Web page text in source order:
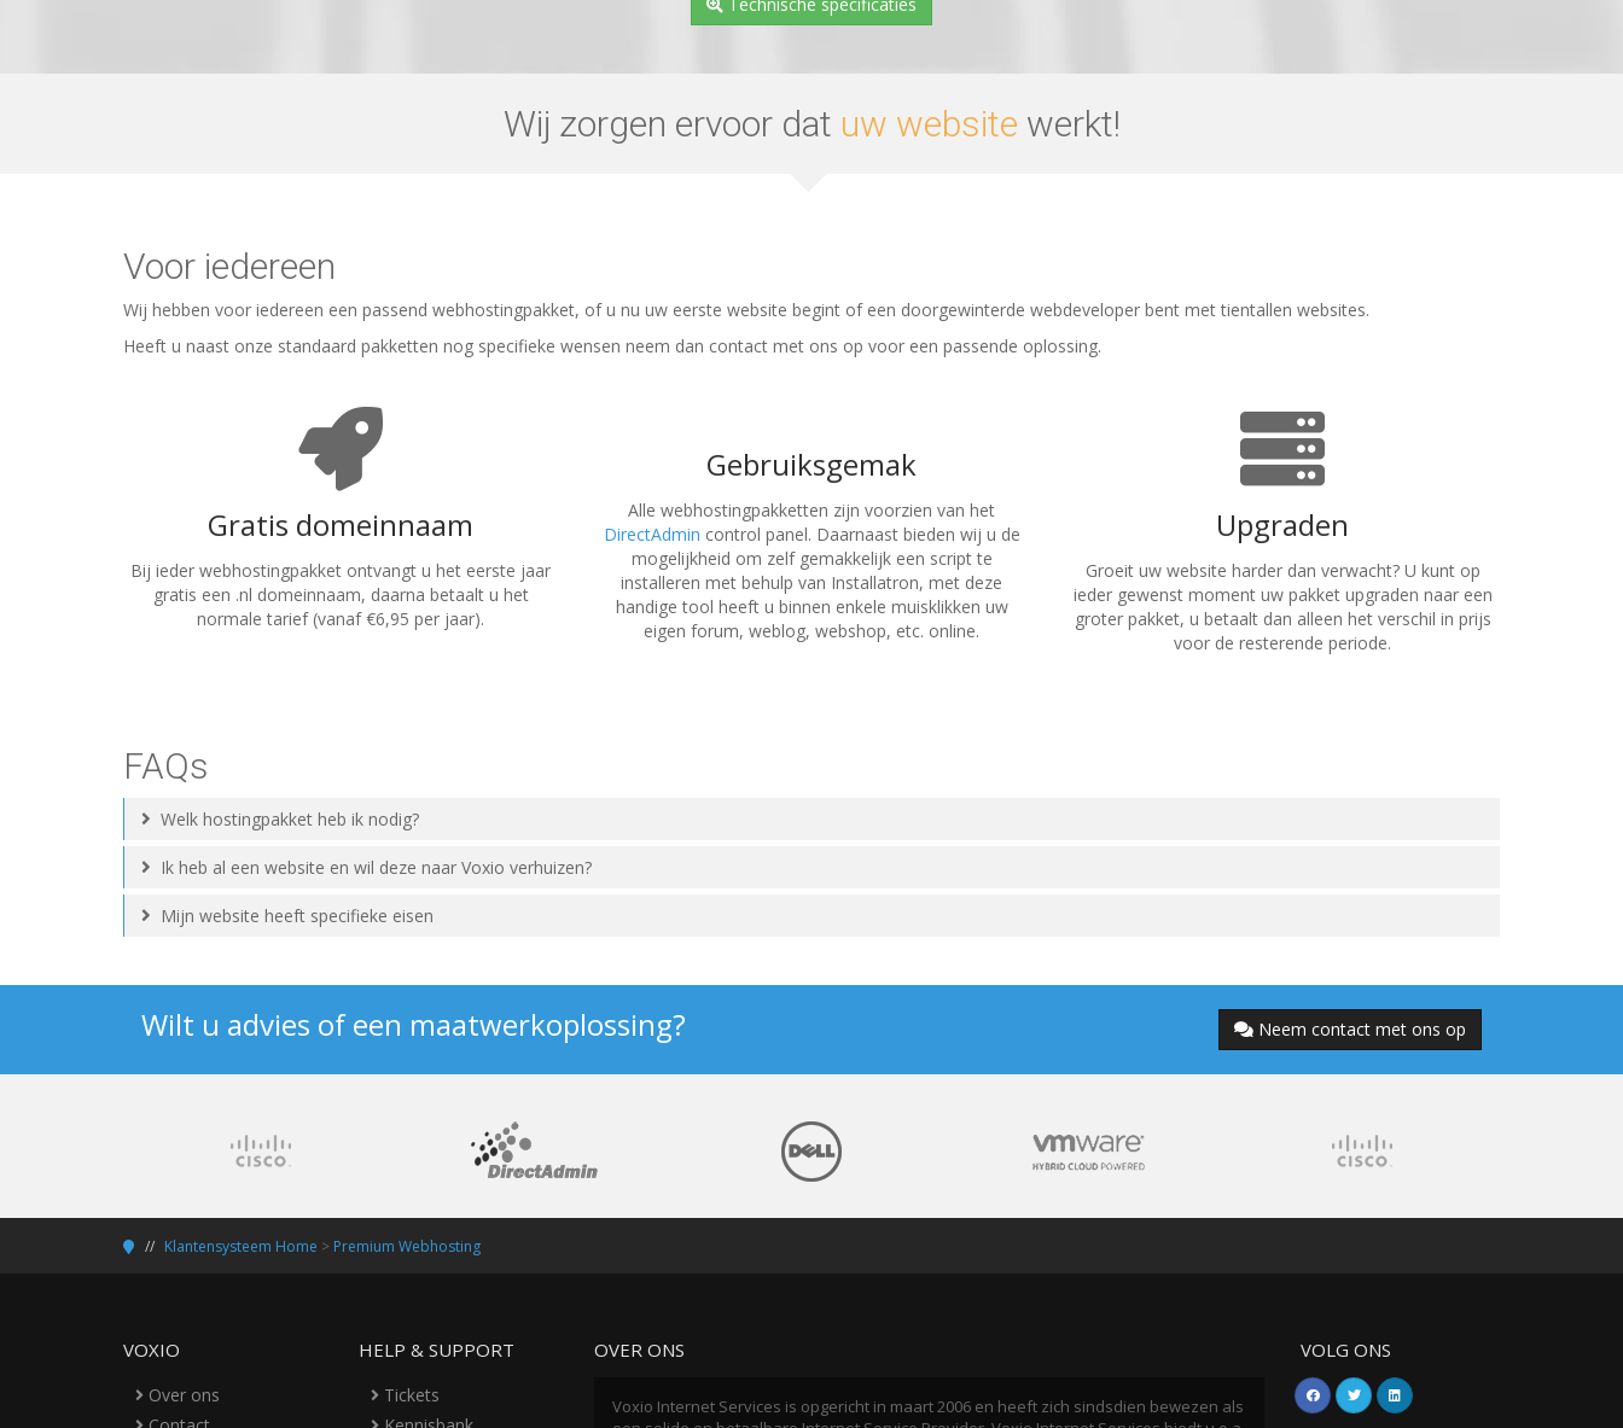
Wij zorgen ervoor dat uw website werkt!
Voor iedereen
Wij hebben voor iedereen een passend webhostingpakket, of u nu uw eerste website begint of een doorgewinterde webdeveloper bent met tientallen websites.
Heeft u naast onze standaard pakketten nog specifieke wensen neem dan contact met ons op voor een passende oplossing.
Gratis domeinnaam
Bij ieder webhostingpakket ontvangt u het eerste jaar
gratis een .nl domeinnaam, daarna betaalt u het
normale tarief (vanaf €6,95 per jaar).
Gebruiksgemak
Alle webhostingpakketten zijn voorzien van het
DirectAdmin control panel. Daarnaast bieden wij u de
mogelijkheid om zelf gemakkelijk een script te
installeren met behulp van Installatron, met deze
handige tool heeft u binnen enkele muisklikken uw
eigen forum, weblog, webshop, etc. online.
Upgraden
Groeit uw website harder dan verwacht? U kunt op
ieder gewenst moment uw pakket upgraden naar een
groter pakket, u betaalt dan alleen het verschil in prijs
voor de resterende periode.
FAQs
Welk hostingpakket heb ik nodig?
Ik heb al een website en wil deze naar Voxio verhuizen?
Mijn website heeft specifieke eisen
Wilt u advies of een maatwerkoplossing? Neem contact met ons op
Klantensysteem Home > Premium Webhosting
VOXIO
Over ons
HELP & SUPPORT
Tickets
OVER ONS
Voxio Internet Services is opgericht in maart 2006 en heeft zich sindsdien bewezen als
VOLG ONS